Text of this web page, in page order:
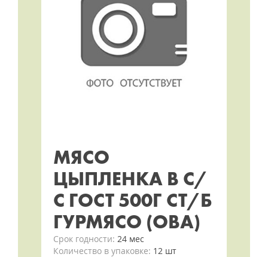
МЯСО
ЦЫПЛЕНКА В С/
С ГОСТ 500Г СТ/Б
ГУРМЯСО (ОВА)
Срок годности: 24 мес
Количество в упаковке: 12 шт